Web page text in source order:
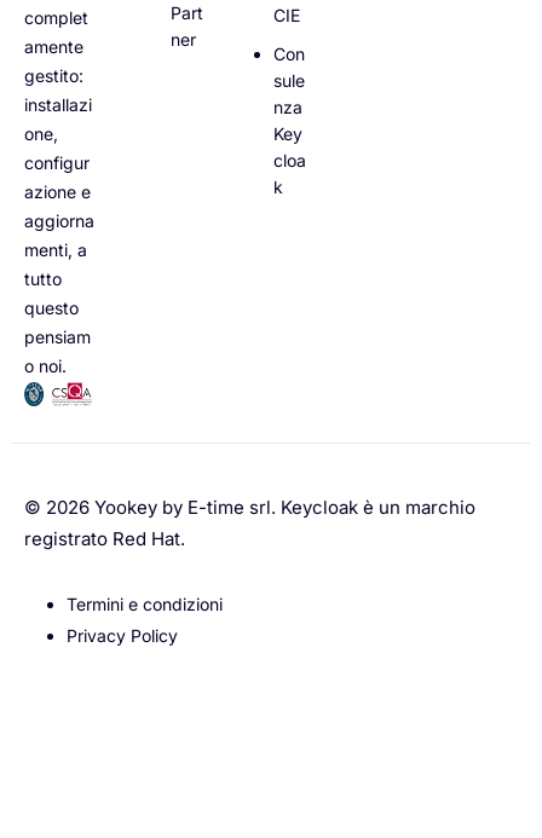
complet
amente
gestito:
installazi
one,
configur
azione e
aggiorna
menti, a
tutto
questo
pensiam
o noi.
Part
ner
CIE
Con
sule
nza
Key
cloa
k
© 2026 Yookey by E-time srl. Keycloak è un marchio
registrato Red Hat.
Termini e condizioni
Privacy Policy